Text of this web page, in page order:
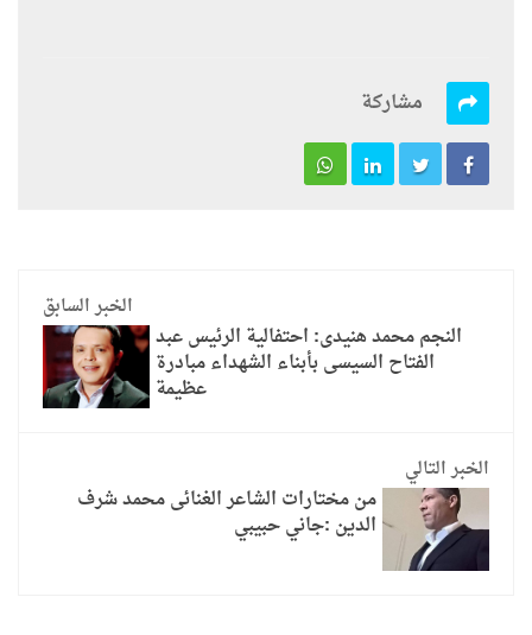
مشاركة
الخبر السابق
النجم محمد هنيدى: احتفالية الرئيس عبد
الفتاح السيسى بأبناء الشهداء مبادرة
عظيمة
الخبر التالي
من مختارات الشاعر الغنائى محمد شرف
الدين :جاني حبيبي